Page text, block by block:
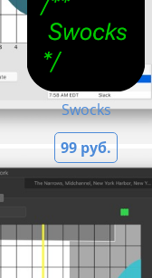
Swocks
99 руб.